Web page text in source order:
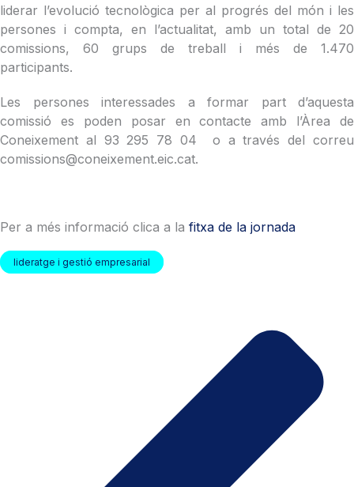
liderar l’evolució tecnològica per al progrés del món i les
persones i compta, en l’actualitat, amb un total de 20
comissions, 60 grups de treball i més de 1.470
participants.
Les persones interessades a formar part d’aquesta
comissió es poden posar en contacte amb l’Àrea de
Coneixement al 93 295 78 04 o a través del correu
comissions@coneixement.eic.cat.
Per a més informació clica a la fitxa de la jornada
lideratge i gestió empresarial